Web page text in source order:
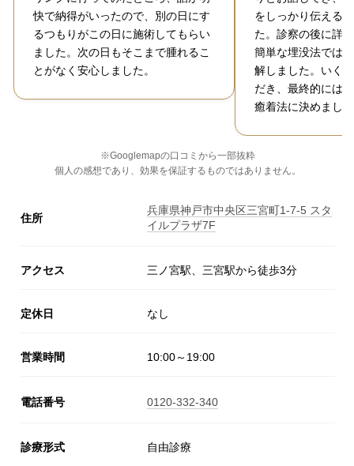
快で納得がいったので、別の日にす
るつもりがこの日に施術してもらい
ました。次の日もそこまで腫れるこ
とがなく安心しました。
をしっかり伝える
た。診察の後に詳
簡単な埋没法では
解しました。いく
だき、最終的には
癒着法に決めまし
※Googlemapの口コミから一部抜粋
個人の感想であり、効果を保証するものではありません。
住所
兵庫県神戸市中央区三宮町1-7-5 スタ
イルプラザ7F
アクセス 三ノ宮駅、三宮駅から徒歩3分
定休日 なし
営業時間 10:00～19:00
電話番号 0120-332-340
診療形式 自由診療